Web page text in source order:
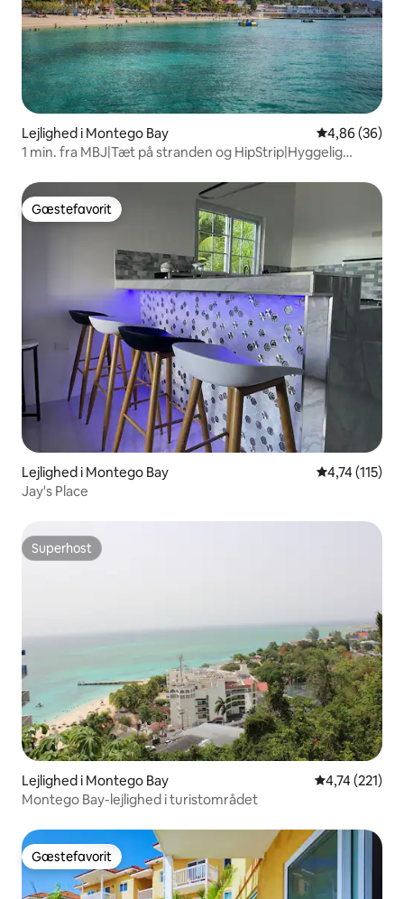
Lejlighed i Montego Bay 4,86 ud af 5 i
4,86 (36)
1 min. fra MBJ|Tæt på stranden og HipStrip|Hyggelig
Gæstefavorit
Gæstefavorit
Lejlighed i Montego Bay 4,74 ud af 5 i
4,74 (115)
Jay's Place
Superhost
Superhost
Lejlighed i Montego Bay 4,74 ud af 5 i
4,74 (221)
Montego Bay-lejlighed i turistområdet
Gæstefavorit
Gæstefavorit